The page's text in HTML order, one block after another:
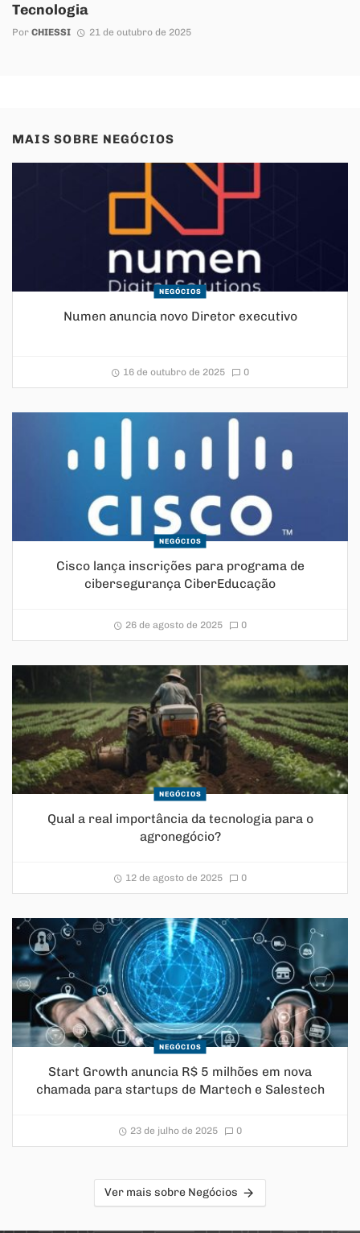
Tecnologia
Por CHIESSI 21 de outubro de 2025
MAIS SOBRE NEGÓCIOS
NEGÓCIOS
Numen anuncia novo Diretor executivo
16 de outubro de 2025 0
NEGÓCIOS
Cisco lança inscrições para programa de
cibersegurança CiberEducação
26 de agosto de 2025 0
NEGÓCIOS
Qual a real importância da tecnologia para o
agronegócio?
12 de agosto de 2025 0
NEGÓCIOS
Start Growth anuncia R$ 5 milhões em nova
chamada para startups de Martech e Salestech
23 de julho de 2025 0
Ver mais sobre Negócios